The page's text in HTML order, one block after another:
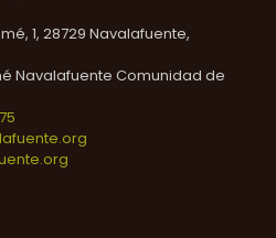
1, 28729 Navalafuente,
Navalafuente Comunidad de